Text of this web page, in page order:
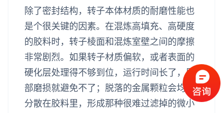
除了密封结构，转子本体材质的耐磨性能也
是个很关键的因素。在混炼高填充、高硬度
的胶料时，转子棱面和混炼室壁之间的摩擦
非常剧烈。如果转子材质偏软，或者表面的
硬化层处理得不够到位，运行时间长了，局
部磨损就避免不了；脱落的金属颗粒会均匀
分散在胶料里，形成那种很难过滤掉的微小